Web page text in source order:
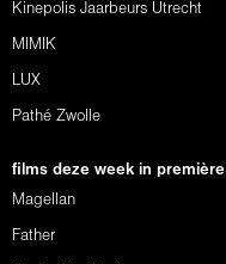
Kinepolis Jaarbeurs Utrecht
MIMIK
LUX
Pathé Zwolle
films deze week in première
Magellan
Father